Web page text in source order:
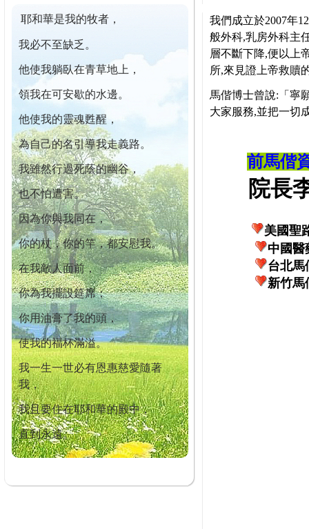
耶和華是我的牧者，
我必不至缺乏。
他使我躺臥在青草地上，
領我在可安歇的水邊。
他使我的靈魂甦醒，
為自己的名引導我走義路。
我雖然行過死蔭的幽谷，
也不怕遭害。
因為你與我同在，
你的杖，你的竿，都安慰我。
在我敵人面前，
你為我擺設筵席；
你用油膏了我的頭，
使我的福杯滿溢。
我一生一世必有恩惠慈愛隨著
我，
我且要住在耶和華的殿中，
直到永遠。
我們成立於2007年
般外科,乳房外科主
層不斷下降,便以上
所,來見證上帝救贖
馬偕博士曾說:「寧
大家服務,並把一切
前馬偕
院長李
美國聖
中國醫
台北馬
新竹馬